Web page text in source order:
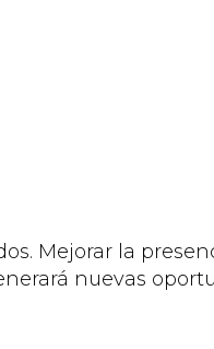
Mejorar la
nuevas